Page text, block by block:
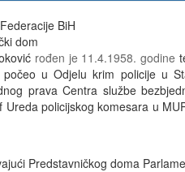
BiH
dom
rođen je 11.4.1958. godine
počeo u Odjelu krim policije u
prava Centra službe
Ureda policijskog komesara u
Predstavničkog doma